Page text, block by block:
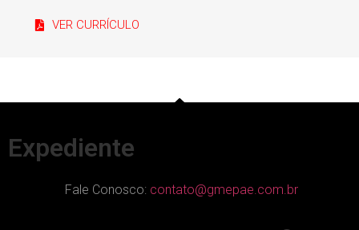
VER CURRÍCULO
Expediente
Fale Conosco: contato@gmepae.com.br